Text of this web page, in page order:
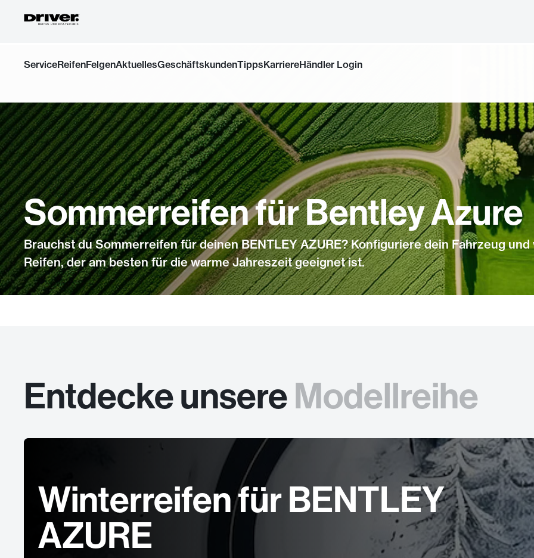
InhaltServiceReifenFelgenAktuellesGeschäftskundenTippsKarriereHändler Login
Sommerreifen für Bentley Azure
Brauchst du Sommerreifen für deinen BENTLEY AZURE? Konfiguriere dein Fahrzeug und
Reifen, der am besten für die warme Jahreszeit geeignet ist.
Entdecke unsereModellreihe
Winterreifen für BENTLEY
AZURE